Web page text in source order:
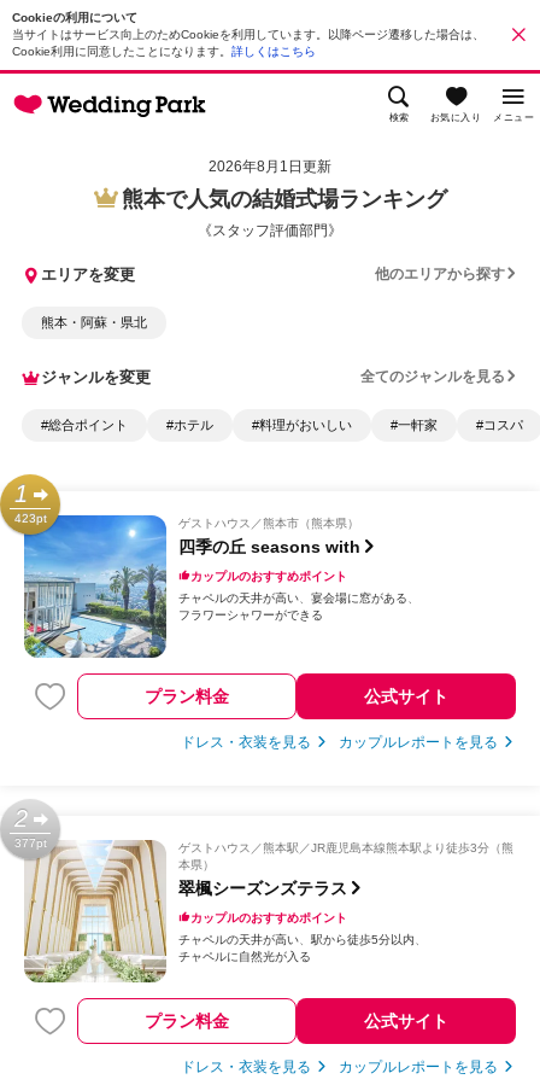
Cookieの利用について
当サイトはサービス向上のためCookieを利用しています。以降ページ遷移した場合は、
Cookie利用に同意したことになります。 詳しくはこちら
検索 お気に入り メニュー
2026年8月1日更新
熊本で人気の結婚式場ランキング
《スタッフ評価部門》
エリアを変更 他のエリアから探す
熊本・阿蘇・県北
ジャンルを変更 全てのジャンルを見る
#総合ポイント #ホテル #料理がおいしい #一軒家 #コスパ
1
423pt ゲストハウス 熊本市（熊本県）
四季の丘 seasons with
カップルのおすすめポイント
チャペルの天井が高い
宴会場に窓がある
フラワーシャワーができる
プラン料金 公式サイト
ドレス・衣装を見る カップルレポートを見る
2
377pt ゲストハウス
熊本駅／JR鹿児島本線熊本駅より徒歩3分（熊
本県）
翠楓シーズンズテラス
カップルのおすすめポイント
チャペルの天井が高い
駅から徒歩5分以内
チャペルに自然光が入る
プラン料金 公式サイト
ドレス・衣装を見る カップルレポートを見る